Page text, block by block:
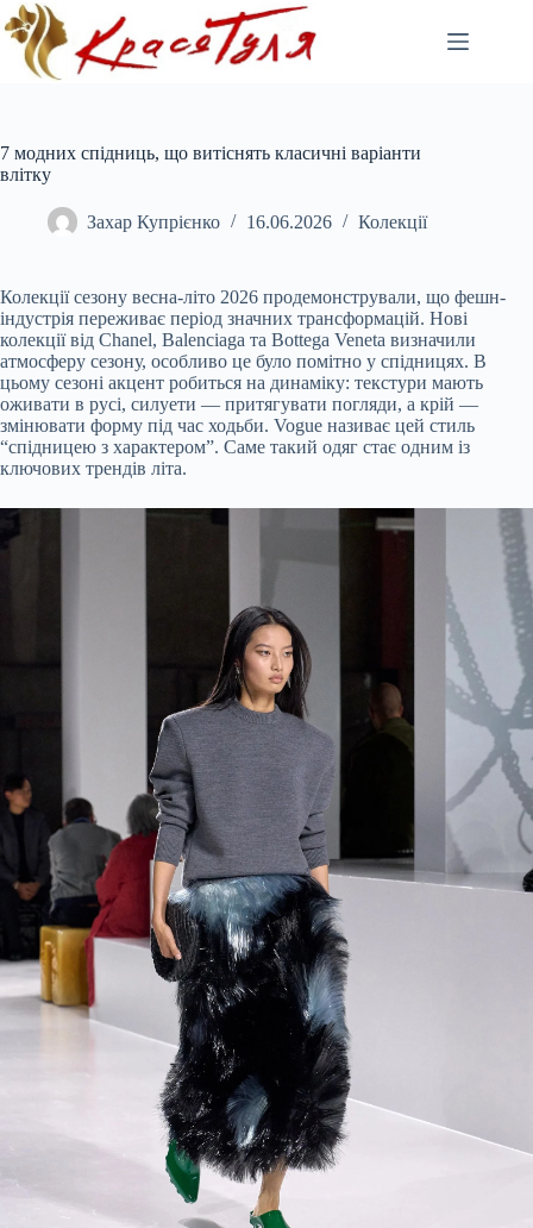
Перейти
до
вмісту
7 модних спідниць, що витіснять класичні варіанти
влітку
Захар Купрієнко 16.06.2026 Колекції
Колекції сезону весна-літо 2026 продемонстрували, що фешн-
індустрія переживає період значних трансформацій. Нові
колекції від Chanel, Balenciaga та Bottega Veneta визначили
атмосферу сезону, особливо це було помітно у спідницях. В
цьому сезоні акцент робиться на динаміку: текстури мають
оживати в русі, силуети — притягувати погляди, а крій —
змінювати форму під час ходьби. Vogue називає цей стиль
“спідницею з характером”. Саме такий одяг стає одним із
ключових трендів літа.